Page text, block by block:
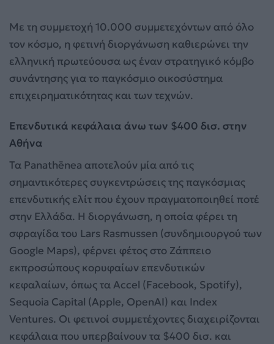
Με τη συμμετοχή 10.000 συμμετεχόντων από όλο
τον κόσμο, η φετινή διοργάνωση καθιερώνει την
ελληνική πρωτεύουσα ως έναν στρατηγικό κόμβο
συνάντησης για το παγκόσμιο οικοσύστημα
επιχειρηματικότητας και των τεχνών.
Επενδυτικά κεφάλαια άνω των $400 δισ. στην
Αθήνα
Τα Panathēnea αποτελούν μία από τις
σημαντικότερες συγκεντρώσεις της παγκόσμιας
επενδυτικής ελίτ που έχουν πραγματοποιηθεί ποτέ
στην Ελλάδα. Η διοργάνωση, η οποία φέρει τη
σφραγίδα του Lars Rasmussen (συνδημιουργού των
Google Maps), φέρνει φέτος στο Ζάππειο
εκπροσώπους κορυφαίων επενδυτικών
κεφαλαίων, όπως τα Accel (Facebook, Spotify),
Sequoia Capital (Apple, OpenAI) και Index
Ventures. Οι φετινοί συμμετέχοντες διαχειρίζονται
κεφάλαια που υπερβαίνουν τα $400 δισ. και